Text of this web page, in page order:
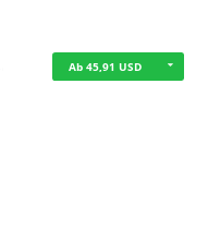
Ab 45,91 USD